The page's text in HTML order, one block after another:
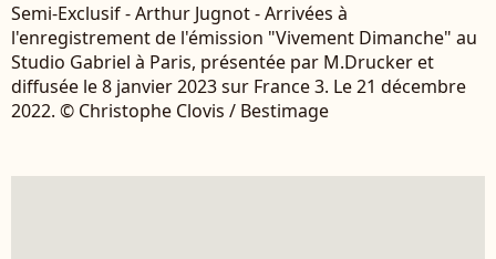
Semi-Exclusif - Arthur Jugnot - Arrivées à
l'enregistrement de l'émission "Vivement Dimanche" au
Studio Gabriel à Paris, présentée par M.Drucker et
diffusée le 8 janvier 2023 sur France 3. Le 21 décembre
2022. © Christophe Clovis / Bestimage